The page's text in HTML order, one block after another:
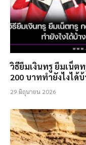
วิธียืมเงินทรู ยืมเน็ต
200 บาททำยังไงได้
29 มิถุนายน 2026